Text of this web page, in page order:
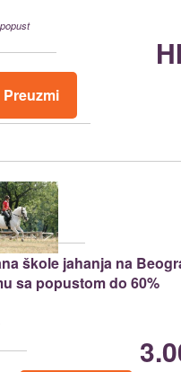
Preuzmi
škole jahanja na
sa popustom do 60%